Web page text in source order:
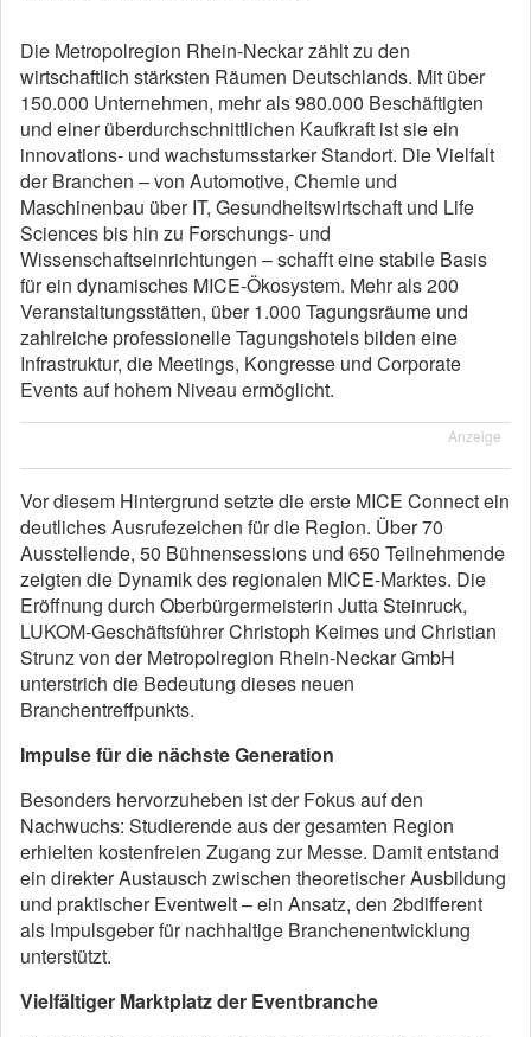
Die Metropolregion Rhein-Neckar zählt zu den
wirtschaftlich stärksten Räumen Deutschlands. Mit über
150.000 Unternehmen, mehr als 980.000 Beschäftigten
und einer überdurchschnittlichen Kaufkraft ist sie ein
innovations- und wachstumsstarker Standort. Die Vielfalt
der Branchen – von Automotive, Chemie und
Maschinenbau über IT, Gesundheitswirtschaft und Life
Sciences bis hin zu Forschungs- und
Wissenschaftseinrichtungen – schafft eine stabile Basis
für ein dynamisches MICE-Ökosystem. Mehr als 200
Veranstaltungsstätten, über 1.000 Tagungsräume und
zahlreiche professionelle Tagungshotels bilden eine
Infrastruktur, die Meetings, Kongresse und Corporate
Events auf hohem Niveau ermöglicht.
Anzeige
Vor diesem Hintergrund setzte die erste MICE Connect ein
deutliches Ausrufezeichen für die Region. Über 70
Ausstellende, 50 Bühnensessions und 650 Teilnehmende
zeigten die Dynamik des regionalen MICE-Marktes. Die
Eröffnung durch Oberbürgermeisterin Jutta Steinruck,
LUKOM-Geschäftsführer Christoph Keimes und Christian
Strunz von der Metropolregion Rhein-Neckar GmbH
unterstrich die Bedeutung dieses neuen
Branchentreffpunkts.
Impulse für die nächste Generation
Besonders hervorzuheben ist der Fokus auf den
Nachwuchs: Studierende aus der gesamten Region
erhielten kostenfreien Zugang zur Messe. Damit entstand
ein direkter Austausch zwischen theoretischer Ausbildung
und praktischer Eventwelt – ein Ansatz, den 2bdifferent
als Impulsgeber für nachhaltige Branchenentwicklung
unterstützt.
Vielfältiger Marktplatz der Eventbranche